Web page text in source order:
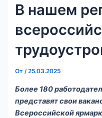
В нашем
От/25.03.2025
Более 180
представят свои
Всероссийской